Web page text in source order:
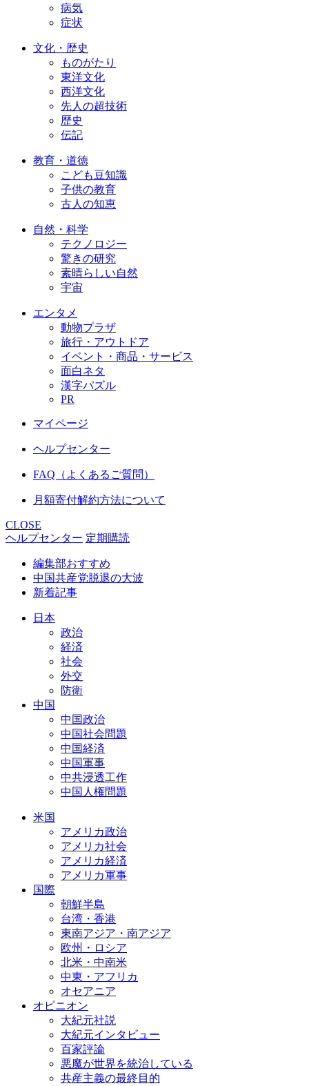
病気
症状
文化・歴史
ものがたり
東洋文化
西洋文化
先人の超技術
歴史
伝記
教育・道徳
こども豆知識
子供の教育
古人の知恵
自然・科学
テクノロジー
驚きの研究
素晴らしい自然
宇宙
エンタメ
動物プラザ
旅行・アウトドア
イベント・商品・サービス
面白ネタ
漢字パズル
PR
マイページ
ヘルプセンター
FAQ（よくあるご質問）
月額寄付解約方法について
CLOSE
ヘルプセンター 定期購読
編集部おすすめ
中国共産党脱退の大波
新着記事
日本
政治
経済
社会
外交
防衛
中国
中国政治
中国社会問題
中国経済
中国軍事
中共浸透工作
中国人権問題
米国
アメリカ政治
アメリカ社会
アメリカ経済
アメリカ軍事
国際
朝鮮半島
台湾・香港
東南アジア・南アジア
欧州・ロシア
北米・中南米
中東・アフリカ
オセアニア
オピニオン
大紀元社説
大紀元インタビュー
百家評論
悪魔が世界を統治している
共産主義の最終目的